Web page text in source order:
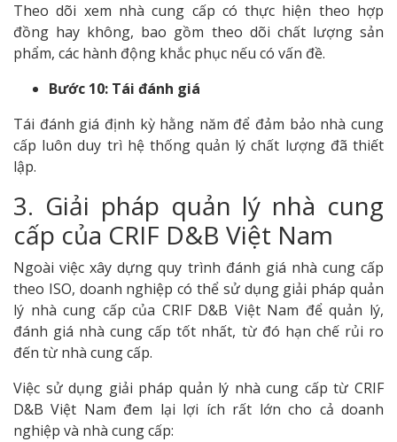
Theo dõi xem nhà cung cấp có thực hiện theo hợp
đồng hay không, bao gồm theo dõi chất lượng sản
phẩm, các hành động khắc phục nếu có vấn đề.
Bước 10: Tái đánh giá
Tái đánh giá định kỳ hằng năm để đảm bảo nhà cung
cấp luôn duy trì hệ thống quản lý chất lượng đã thiết
lập.
3. Giải pháp quản lý nhà cung
cấp của CRIF D&B Việt Nam
Ngoài việc xây dựng quy trình đánh giá nhà cung cấp
theo ISO, doanh nghiệp có thể sử dụng giải pháp quản
lý nhà cung cấp của CRIF D&B Việt Nam để quản lý,
đánh giá nhà cung cấp tốt nhất, từ đó hạn chế rủi ro
đến từ nhà cung cấp.
Việc sử dụng giải pháp quản lý nhà cung cấp từ CRIF
D&B Việt Nam đem lại lợi ích rất lớn cho cả doanh
nghiệp và nhà cung cấp: